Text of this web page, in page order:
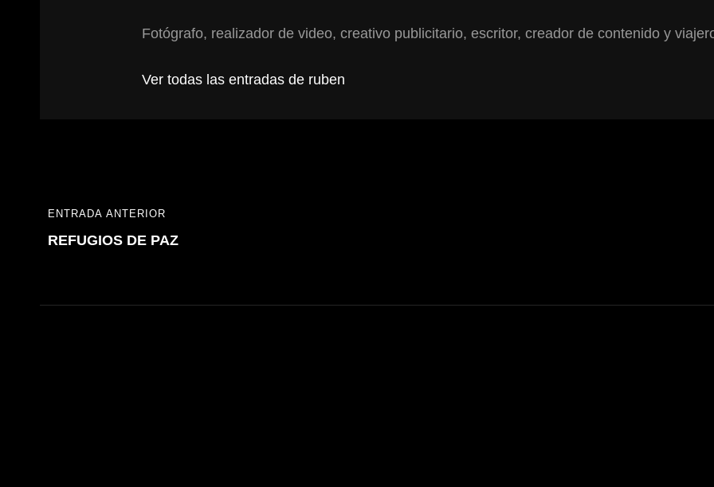
Fotógrafo, realizador de video, creativo publicitario, escritor, creador de contenido y
Ver todas las entradas de ruben
Navegación
de
ENTRADA
ANTERIOR
ENTRADA ANTERIOR
REFUGIOS DE PAZ